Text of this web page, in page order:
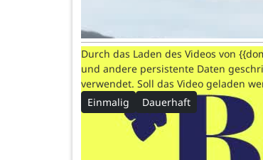
Durch das Laden des Videos von
und andere persistente Daten
verwendet. Soll das Video geladen
Einmalig
Dauerhaft